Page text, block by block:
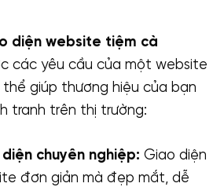
diện website tiệm cà
các yêu cầu của một website
giúp thương hiệu của bạn
tranh trên thị trường:
chuyên nghiệp: Giao diện
đơn giản mà đẹp mắt, dễ